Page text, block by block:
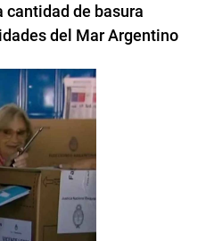
de basura
del Mar Argentino